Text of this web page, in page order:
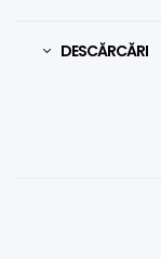
DESCĂRCĂRI